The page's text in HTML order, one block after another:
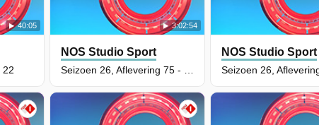
40:05
22
3:02:54
NOS Studio Sport NOS Studio Sport